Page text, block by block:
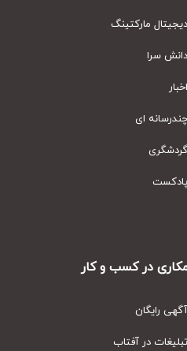
مارکتینگ
سرا
ای
در کسب و کار
رایگان
در آفتاب